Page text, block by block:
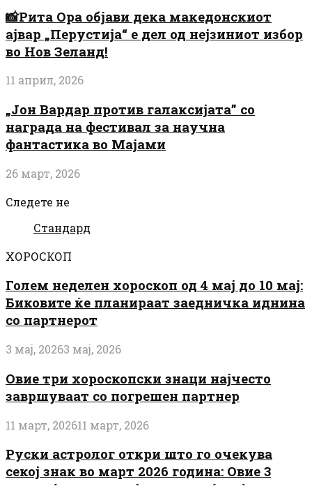
📸Рита Ора објави дека македонскиот
ајвар „Перустија“ е дел од нејзиниот избор
во Нов Зеланд!
11 април, 2026
„Јон Вардар против галаксијата” со
награда на фестивал за научна
фантастика во Мајами
26 март, 2026
Следете не
Стандард
ХОРОСКОП
Голем неделен хороскоп од 4 мај до 10 мај:
Биковите ќе планираат заедничка иднина
со партнерот
3 мај, 20263 мај, 2026
Овие три хороскопски знаци најчесто
завршуваат со погрешен партнер
11 март, 202611 март, 2026
Руски астролог откри што го очекува
секој знак во март 2026 година: Овие 3